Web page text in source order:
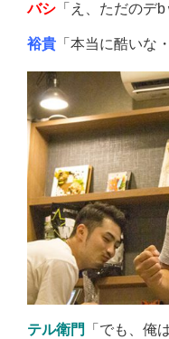
バシ 「え、ただのデ
裕貴 「本当に酷いな
テル衛門
「でも、俺